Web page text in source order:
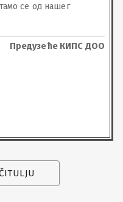
се од нашег
Предузеће КИПС ДОО